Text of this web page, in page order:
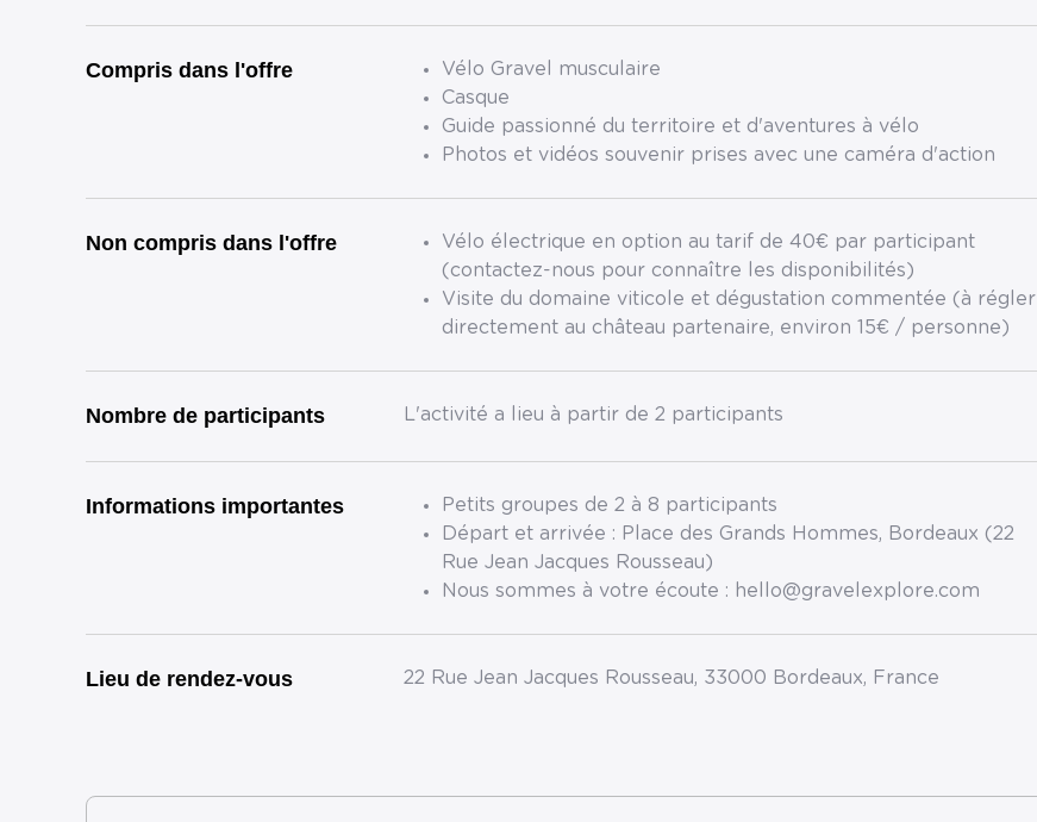
Compris dans l'offre
Vélo Gravel musculaire
Casque
Guide passionné du territoire et d'aventures à vélo
Photos et vidéos souvenir prises avec une caméra d'action
Non compris dans l'offre
Vélo électrique en option au tarif de 40€ par participant
(contactez-nous pour connaître les disponibilités)
Visite du domaine viticole et dégustation commentée (à régler
directement au château partenaire, environ 15€ / personne)
Nombre de participants L'activité a lieu à partir de 2 participants
Informations importantes
Petits groupes de 2 à 8 participants
Départ et arrivée : Place des Grands Hommes, Bordeaux (22
Rue Jean Jacques Rousseau)
Nous sommes à votre écoute : hello@gravelexplore.com
Lieu de rendez-vous 22 Rue Jean Jacques Rousseau, 33000 Bordeaux, France